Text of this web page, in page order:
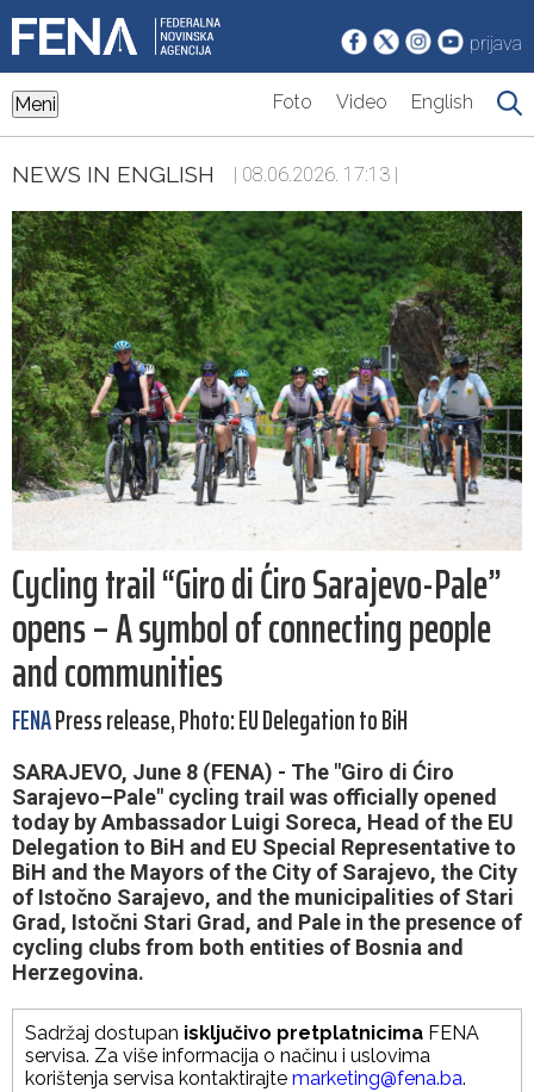
prijava
Meni Foto Video English
NEWS IN ENGLISH | 08.06.2026. 17:13 |
Cycling trail “Giro di Ćiro Sarajevo-Pale”
opens – A symbol of connecting people
and communities
FENAPress release, Photo: EU Delegation to BiH
SARAJEVO, June 8 (FENA) - The "Giro di Ćiro
Sarajevo–Pale" cycling trail was officially opened
today by Ambassador Luigi Soreca, Head of the EU
Delegation to BiH and EU Special Representative to
BiH and the Mayors of the City of Sarajevo, the City
of Istočno Sarajevo, and the municipalities of Stari
Grad, Istočni Stari Grad, and Pale in the presence of
cycling clubs from both entities of Bosnia and
Herzegovina.
Sadržaj dostupan isključivo pretplatnicima FENA
servisa. Za više informacija o načinu i uslovima
korištenja servisa kontaktirajte marketing@fena.ba.